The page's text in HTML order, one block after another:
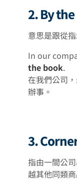
2. By
意思是跟從
In our
the book.
在我們公司
辦事。
3.
指由一間公
越其他同類